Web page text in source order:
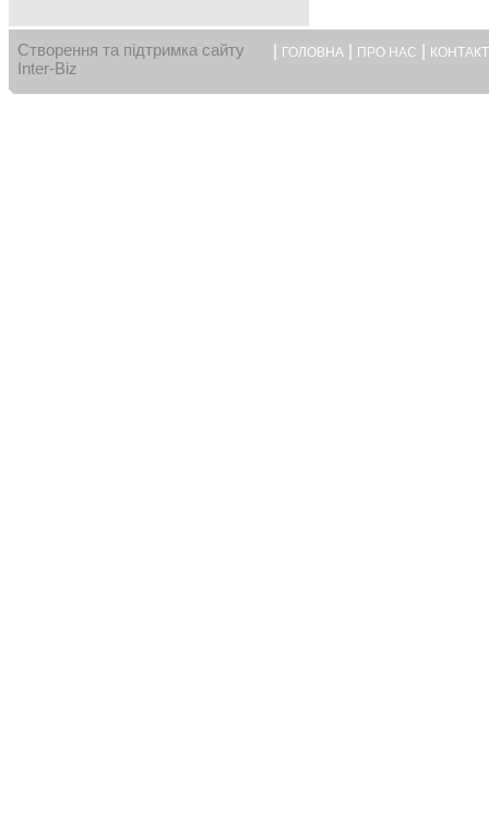
Створення та підтримка сайту
Inter-Biz
ГОЛОВНА ПРО НАС